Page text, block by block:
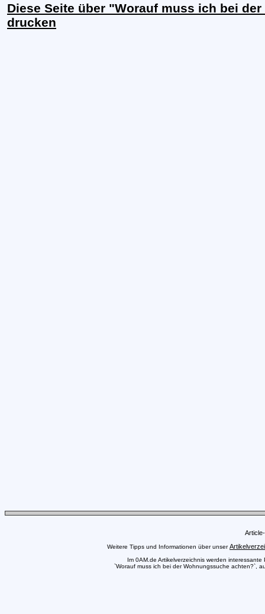
Diese Seite über "Worauf muss ich bei
drucken
Weitere Tipps und Informationen über unser
Im 0AM.de Artikelverzeichnis werden
`Worauf muss ich bei der Wohnungssuche achten?`,